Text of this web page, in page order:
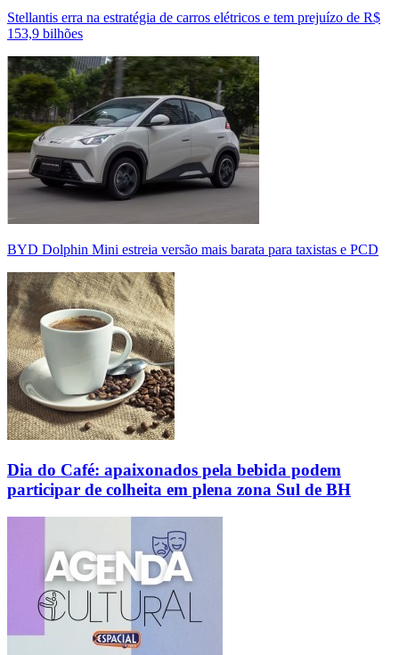
Stellantis erra na estratégia de carros elétricos e tem prejuízo de R$
153,9 bilhões
BYD Dolphin Mini estreia versão mais barata para taxistas e PCD
Dia do Café: apaixonados pela bebida podem
participar de colheita em plena zona Sul de BH